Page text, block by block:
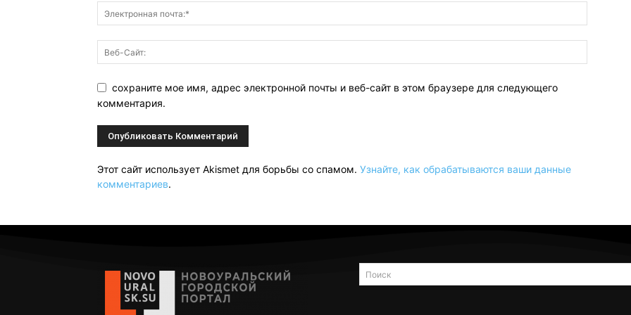
сохраните мое имя, адрес электронной почты и веб-сайт в этом браузере для следующего
комментария.
Этот сайт использует Akismet для борьбы со спамом. Узнайте, как обрабатываются ваши данные
комментариев.
Поиск